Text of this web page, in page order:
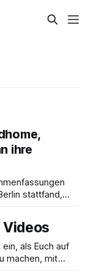
ihre
stattfand,
wie
Mit dabei
Ingo Mommertz
Videos
als Euch auf
machen, mit